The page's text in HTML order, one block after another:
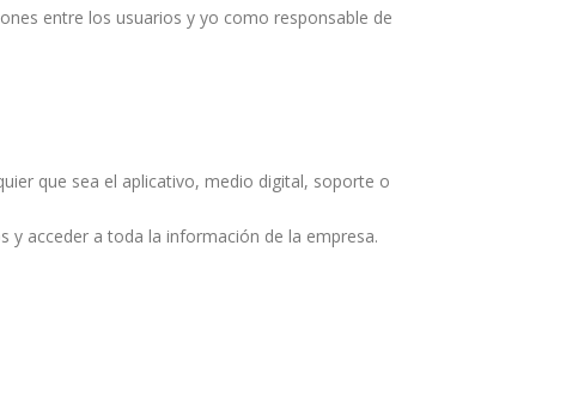
entre los usuarios y yo como responsable de
que sea el aplicativo, medio digital, soporte o
acceder a toda la información de la empresa.